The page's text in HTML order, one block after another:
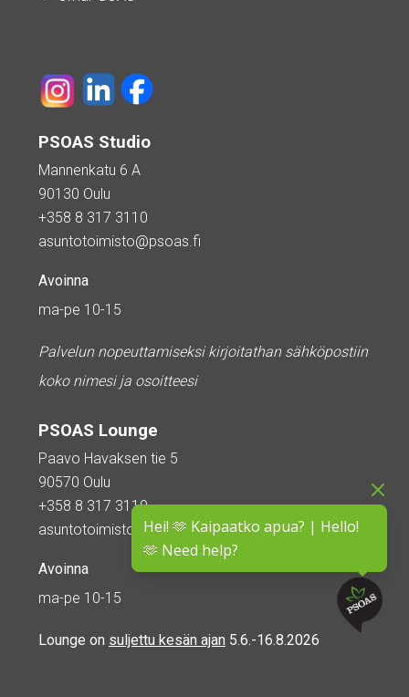
Hei! 🫶 Kaipaatko apua? | Hello!
🫶 Need help?
PSOAS Studio
Mannenkatu 6 A
90130 Oulu
+358 8 317 3110
asuntotoimisto@psoas.fi
Avoinna
ma-pe 10-15
Palvelun nopeuttamiseksi kirjoitathan sähköpostiin
koko nimesi ja osoitteesi
PSOAS Lounge
Paavo Havaksen tie 5
90570 Oulu
+358 8 317 3110
asuntotoimisto@psoas.fi
Avoinna
ma-pe 10-15
Lounge on suljettu kesän ajan 5.6.-16.8.2026